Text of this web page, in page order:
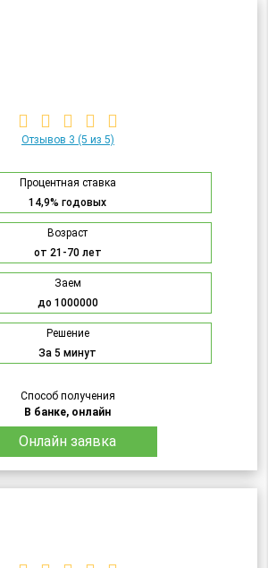
Отзывов 3 (5 из 5)
Процентная ставка
14,9% годовых
Возраст
от 21-70 лет
Заем
до 1000000
Решение
За 5 минут
Способ получения
В банке, онлайн
Онлайн заявка